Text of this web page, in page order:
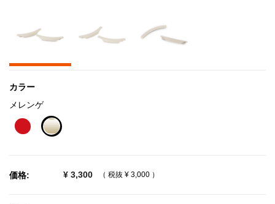
カラー
メレンゲ
価格: ¥ 3,300 （ 税抜 ¥ 3,000 ）